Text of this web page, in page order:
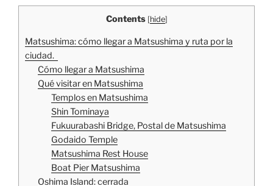
Contents [hide]
Matsushima: cómo llegar a Matsushima y ruta por la
ciudad.
Cómo llegar a Matsushima
Qué visitar en Matsushima
Templos en Matsushima
Shin Tominaya
Fukuurabashi Bridge, Postal de Matsushima
Godaido Temple
Matsushima Rest House
Boat Pier Matsushima
Oshima Island: cerrada